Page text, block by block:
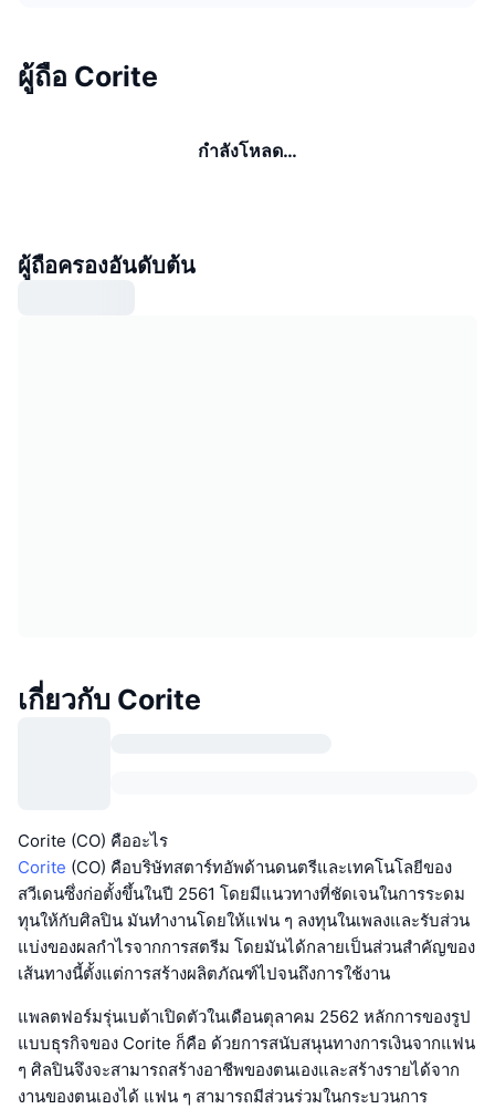
ผู้ถือ Corite
กำลังโหลด…
ผู้ถือครองอันดับต้น
เกี่ยวกับ Corite
Corite (CO) คืออะไร
Corite (CO) คือบริษัทสตาร์ทอัพด้านดนตรีและเทคโนโลยีของ
สวีเดนซึ่งก่อตั้งขึ้นในปี 2561 โดยมีแนวทางที่ชัดเจนในการระดม
ทุนให้กับศิลปิน มันทำงานโดยให้แฟน ๆ ลงทุนในเพลงและรับส่วน
แบ่งของผลกำไรจากการสตรีม โดยมันได้กลายเป็นส่วนสำคัญของ
เส้นทางนี้ตั้งแต่การสร้างผลิตภัณฑ์ไปจนถึงการใช้งาน
แพลตฟอร์มรุ่นเบต้าเปิดตัวในเดือนตุลาคม 2562 หลักการของรูป
แบบธุรกิจของ Corite ก็คือ ด้วยการสนับสนุนทางการเงินจากแฟน
ๆ ศิลปินจึงจะสามารถสร้างอาชีพของตนเองและสร้างรายได้จาก
งานของตนเองได้ แฟน ๆ สามารถมีส่วนร่วมในกระบวนการ